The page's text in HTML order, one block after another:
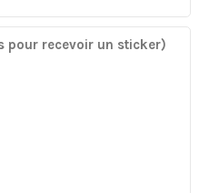
pour recevoir un sticker)